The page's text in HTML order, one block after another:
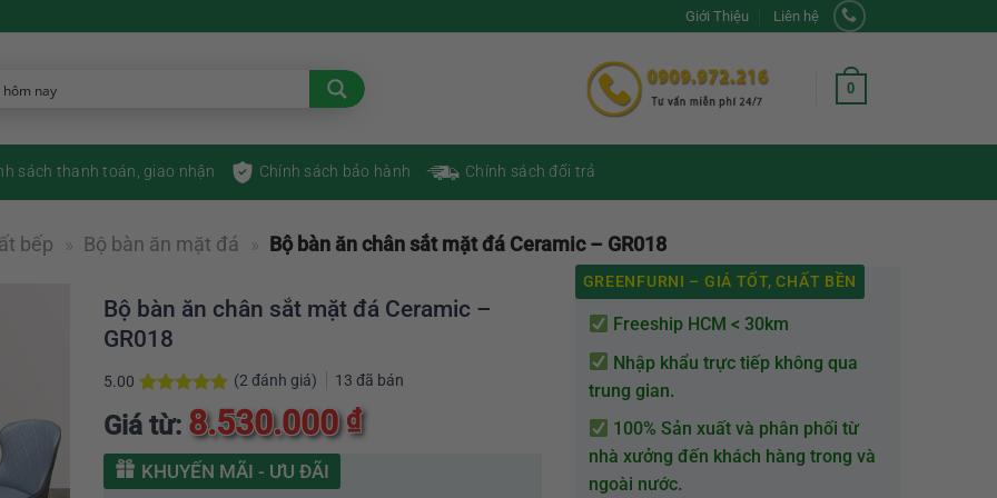
Giới Thiệu Liên hệ
0
sách thanh toán, giao nhận Chính sách bảo hành Chính sách đổi trả
bếp » Bộ bàn ăn mặt đá » Bộ bàn ăn chân sắt mặt đá Ceramic – GR018
GREENFURNI – GIÁ TỐT, CHẤT BỀN
Freeship HCM < 30km
Nhập khẩu trực tiếp không qua
trung gian.
100% Sản xuất và phân phối từ
nhà xưởng đến khách hàng trong và
ngoài nước.
Bộ bàn ăn chân sắt mặt đá Ceramic –
GR018
5.00
5.00
trên 5
dựa trên
2
đánh giá
(2đánh giá) 13 đã bán
Giá từ: 8.530.000₫
KHUYẾN MÃI - ƯU ĐÃI